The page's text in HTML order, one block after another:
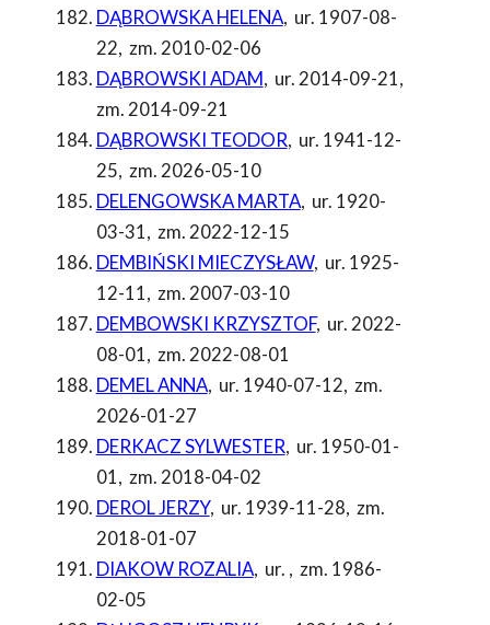
DĄBROWSKA HELENA, ur. 1907-08-
22, zm. 2010-02-06
DĄBROWSKI ADAM, ur. 2014-09-21,
zm. 2014-09-21
DĄBROWSKI TEODOR, ur. 1941-12-
25, zm. 2026-05-10
DELENGOWSKA MARTA, ur. 1920-
03-31, zm. 2022-12-15
DEMBIŃSKI MIECZYSŁAW, ur. 1925-
12-11, zm. 2007-03-10
DEMBOWSKI KRZYSZTOF, ur. 2022-
08-01, zm. 2022-08-01
DEMEL ANNA, ur. 1940-07-12, zm.
2026-01-27
DERKACZ SYLWESTER, ur. 1950-01-
01, zm. 2018-04-02
DEROL JERZY, ur. 1939-11-28, zm.
2018-01-07
DIAKOW ROZALIA, ur. , zm. 1986-
02-05